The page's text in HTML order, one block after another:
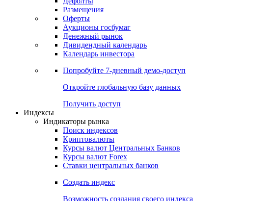
Получить доступ
Календарь
Календарь событий
Дефолты
Размещения
Оферты
Аукционы госбумаг
Денежный рынок
Дивидендный календарь
Календарь инвестора
Попробуйте7-дневный
Получить доступ
Индикаторы рынка
Поиск индексов
Криптовалюты
Курсы валют Центральных Банков
Курсы валют Forex
Ставки центральных банков